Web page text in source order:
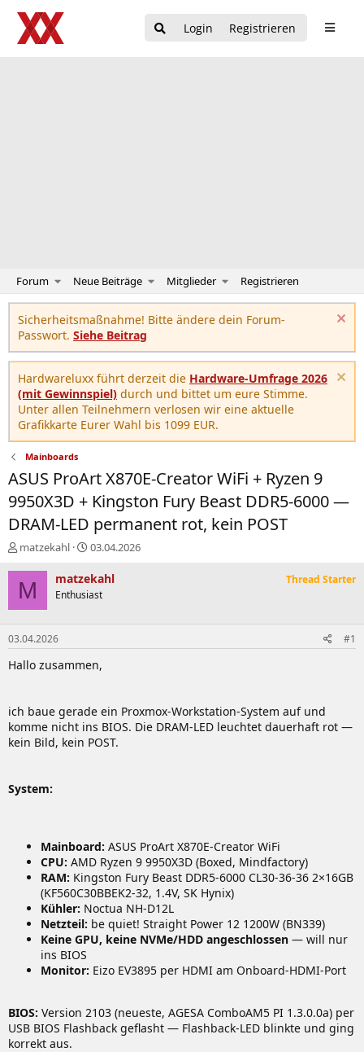
Login Registrieren
Forum Neue Beiträge Mitglieder Registrieren
Sicherheitsmaßnahme! Bitte ändere dein Forum-
Passwort. Siehe Beitrag
Hardwareluxx führt derzeit die Hardware-Umfrage 2026
(mit Gewinnspiel) durch und bittet um eure Stimme.
Unter allen Teilnehmern verlosen wir eine aktuelle
Grafikkarte Eurer Wahl bis 1099 EUR.
Mainboards
ASUS ProArt X870E-Creator WiFi + Ryzen 9
9950X3D + Kingston Fury Beast DDR5-6000 —
DRAM-LED permanent rot, kein POST
E
s
t
e
r
matzekahl
E
s
t
t
a
03.04.2026
M matzekahl
Enthusiast
Thread Starter
03.04.2026 #1
Hallo zusammen,
ich baue gerade ein Proxmox-Workstation-System auf und
komme nicht ins BIOS. Die DRAM-LED leuchtet dauerhaft rot —
kein Bild, kein POST.
System:
Mainboard: ASUS ProArt X870E-Creator WiFi
CPU: AMD Ryzen 9 9950X3D (Boxed, Mindfactory)
RAM: Kingston Fury Beast DDR5-6000 CL30-36-36 2×16GB
(KF560C30BBEK2-32, 1.4V, SK Hynix)
Kühler: Noctua NH-D12L
Netzteil: be quiet! Straight Power 12 1200W (BN339)
Keine GPU, keine NVMe/HDD angeschlossen — will nur
ins BIOS
Monitor: Eizo EV3895 per HDMI am Onboard-HDMI-Port
BIOS: Version 2103 (neueste, AGESA ComboAM5 PI 1.3.0.0a) per
USB BIOS Flashback geflasht — Flashback-LED blinkte und ging
korrekt aus.